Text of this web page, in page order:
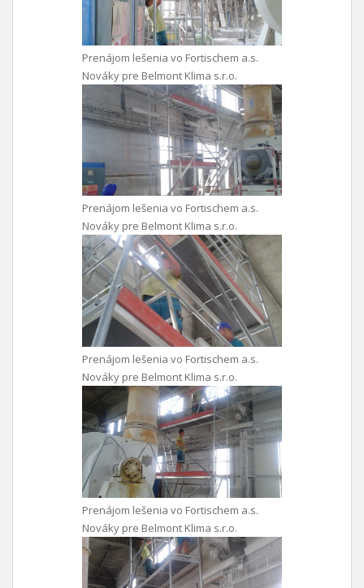
Prenájom lešenia vo Fortischem a.s.
Nováky pre Belmont Klima s.r.o.
Prenájom lešenia vo Fortischem a.s.
Nováky pre Belmont Klima s.r.o.
Prenájom lešenia vo Fortischem a.s.
Nováky pre Belmont Klima s.r.o.
Prenájom lešenia vo Fortischem a.s.
Nováky pre Belmont Klima s.r.o.